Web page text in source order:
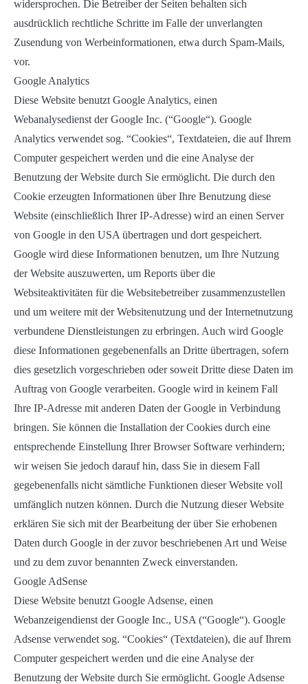
widersprochen. Die Betreiber der Seiten behalten sich
ausdrücklich rechtliche Schritte im Falle der unverlangten
Zusendung von Werbeinformationen, etwa durch Spam-Mails,
vor.
Google Analytics
Diese Website benutzt Google Analytics, einen
Webanalysedienst der Google Inc. (“Google“). Google
Analytics verwendet sog. “Cookies“, Textdateien, die auf Ihrem
Computer gespeichert werden und die eine Analyse der
Benutzung der Website durch Sie ermöglicht. Die durch den
Cookie erzeugten Informationen über Ihre Benutzung diese
Website (einschließlich Ihrer IP-Adresse) wird an einen Server
von Google in den USA übertragen und dort gespeichert.
Google wird diese Informationen benutzen, um Ihre Nutzung
der Website auszuwerten, um Reports über die
Websiteaktivitäten für die Websitebetreiber zusammenzustellen
und um weitere mit der Websitenutzung und der Internetnutzung
verbundene Dienstleistungen zu erbringen. Auch wird Google
diese Informationen gegebenenfalls an Dritte übertragen, sofern
dies gesetzlich vorgeschrieben oder soweit Dritte diese Daten im
Auftrag von Google verarbeiten. Google wird in keinem Fall
Ihre IP-Adresse mit anderen Daten der Google in Verbindung
bringen. Sie können die Installation der Cookies durch eine
entsprechende Einstellung Ihrer Browser Software verhindern;
wir weisen Sie jedoch darauf hin, dass Sie in diesem Fall
gegebenenfalls nicht sämtliche Funktionen dieser Website voll
umfänglich nutzen können. Durch die Nutzung dieser Website
erklären Sie sich mit der Bearbeitung der über Sie erhobenen
Daten durch Google in der zuvor beschriebenen Art und Weise
und zu dem zuvor benannten Zweck einverstanden.
Google AdSense
Diese Website benutzt Google Adsense, einen
Webanzeigendienst der Google Inc., USA (“Google“). Google
Adsense verwendet sog. “Cookies“ (Textdateien), die auf Ihrem
Computer gespeichert werden und die eine Analyse der
Benutzung der Website durch Sie ermöglicht. Google Adsense